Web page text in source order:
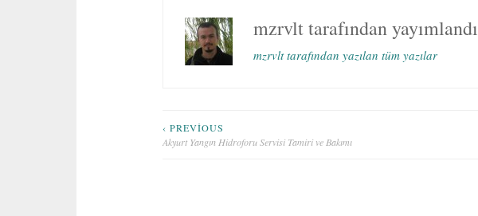
mzrvlttarafından yayımlandı
mzrvlt tarafından yazılan tüm yazılar
Yazı
‹ PREVIOUS
Akyurt Yangın Hidroforu Servisi Tamiri ve Bakımı